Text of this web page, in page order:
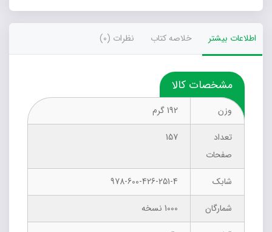
اطلاعات بیشتر خلاصه کتاب نظرات (0)
مشخصات کالا
وزن
192 گرم
تعداد
صفحات
157
شابک
978-600-426-251-4
شمارگان
1000 نسخه